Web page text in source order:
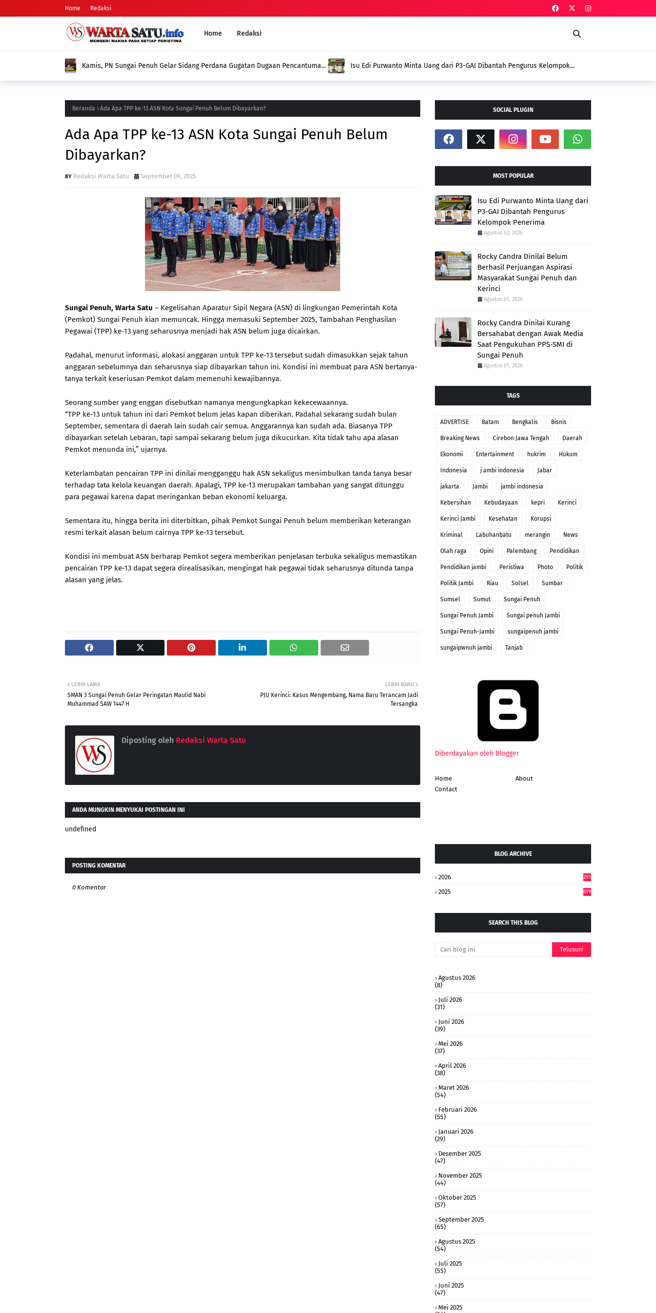
Home Redaksi
Home Redaksi
Isu Edi Purwanto Minta Uang dari P3-GAI Dibantah Pengurus Kelompok
Rocky Candra Dinilai Belum Berhasil Perjuangan Aspirasi Masyarakat Sungai
Beranda Ada Apa TPP ke-13 ASN Kota Sungai Penuh Belum Dibayarkan?
Ada Apa TPP ke-13 ASN Kota Sungai Penuh Belum
Dibayarkan?
Redaksi Warta Satu September 09, 2025
Sungai Penuh, Warta Satu – Kegelisahan Aparatur Sipil Negara (ASN) di lingkungan Pemerintah Kota
(Pemkot) Sungai Penuh kian memuncak. Hingga memasuki September 2025, Tambahan Penghasilan
Pegawai (TPP) ke-13 yang seharusnya menjadi hak ASN belum juga dicairkan.
Padahal, menurut informasi, alokasi anggaran untuk TPP ke-13 tersebut sudah dimasukkan sejak tahun
anggaran sebelumnya dan seharusnya siap dibayarkan tahun ini. Kondisi ini membuat para ASN bertanya-
tanya terkait keseriusan Pemkot dalam memenuhi kewajibannya.
Seorang sumber yang enggan disebutkan namanya mengungkapkan kekecewaannya.
“TPP ke-13 untuk tahun ini dari Pemkot belum jelas kapan diberikan. Padahal sekarang sudah bulan
September, sementara di daerah lain sudah cair semua. Anggarannya kan sudah ada. Biasanya TPP
dibayarkan setelah Lebaran, tapi sampai sekarang belum juga dikucurkan. Kita tidak tahu apa alasan
Pemkot menunda ini,” ujarnya.
Keterlambatan pencairan TPP ini dinilai mengganggu hak ASN sekaligus menimbulkan tanda tanya besar
terhadap tata kelola keuangan daerah. Apalagi, TPP ke-13 merupakan tambahan yang sangat ditunggu
para pegawai karena dapat meringankan beban ekonomi keluarga.
Sementara itu, hingga berita ini diterbitkan, pihak Pemkot Sungai Penuh belum memberikan keterangan
resmi terkait alasan belum cairnya TPP ke-13 tersebut.
Kondisi ini membuat ASN berharap Pemkot segera memberikan penjelasan terbuka sekaligus memastikan
pencairan TPP ke-13 dapat segera direalisasikan, mengingat hak pegawai tidak seharusnya ditunda tanpa
alasan yang jelas.
LEBIH BARU
PJU Kerinci: Kasus Mengembang, Nama Baru Terancam Jadi
Tersangka
LEBIH LAMA
SMAN 3 Sungai Penuh Gelar Peringatan Maulid Nabi
Muhammad SAW 1447 H
Diposting oleh Redaksi Warta Satu
ANDA MUNGKIN MENYUKAI POSTINGAN INI
undefined
POSTING KOMENTAR
0 Komentar
SOCIAL PLUGIN
MOST POPULAR
Isu Edi Purwanto Minta Uang dari
P3-GAI Dibantah Pengurus
Kelompok Penerima
Agustus 02, 2026
Rocky Candra Dinilai Belum
Berhasil Perjuangan Aspirasi
Masyarakat Sungai Penuh dan
Kerinci
Agustus 01, 2026
Rocky Candra Dinilai Kurang
Bersahabat dengan Awak Media
Saat Pengukuhan PPS-SMI di
Sungai Penuh
Agustus 01, 2026
TAGS
ADVERTISE Batam Bengkalis Bisnis
Breaking News Cirebon Jawa Tengah Daerah
Ekonomi Entertainment hukrim Hukum
Indonesia j ambi indonesia Jabar
jakarta Jambi jambi indonesia
Kebersihan Kebudayaan kepri Kerinci
Kerinci Jambi Kesehatan Korupsi
Kriminal Labuhanbatu merangin News
Olah raga Opini Palembang Pendidikan
Pendidikan jambi Peristiwa Photo Politik
Politik Jambi Riau Solsel Sumbar
Sumsel Sumut Sungai Penuh
Sungai Penuh Jambi Sungai penuh Jambi
Sungai Penuh-Jambi sungaipenuh jambi
sungaipwnuh jambi Tanjab
Diberdayakan oleh Blogger
Home
About
Contact
BLOG ARCHIVE
2026 291
2025 619
SEARCH THIS BLOG
Agustus 2026
(8)
Juli 2026
(31)
Juni 2026
(39)
Mei 2026
(37)
April 2026
(38)
Maret 2026
(54)
Februari 2026
(55)
Januari 2026
(29)
Desember 2025
(47)
November 2025
(44)
Oktober 2025
(57)
September 2025
(65)
Agustus 2025
(54)
Juli 2025
(55)
Juni 2025
(47)
Mei 2025